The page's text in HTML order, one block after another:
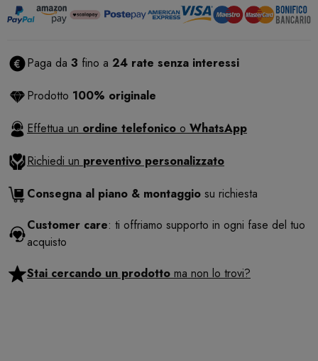
Paga da 3 fino a 24 rate senza interessi
Prodotto 100% originale
Effettua un ordine telefonico o WhatsApp
Richiedi un preventivo personalizzato
Consegna al piano & montaggio su richiesta
Customer care: ti offriamo supporto in ogni fase del tuo
acquisto
Stai cercando un prodotto ma non lo trovi?